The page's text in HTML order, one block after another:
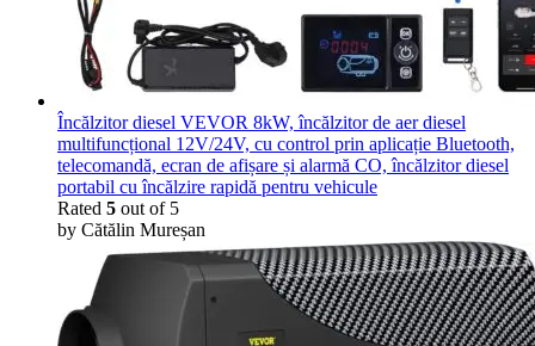
Încălzitor diesel VEVOR 8kW, încălzitor de aer diesel
multifuncțional 12V/24V, cu control prin aplicație Bluetooth,
telecomandă, ecran de afișare și alarmă CO, încălzitor diesel
portabil cu încălzire rapidă pentru vehicule
Rated 5 out of 5
by Cătălin Mureșan